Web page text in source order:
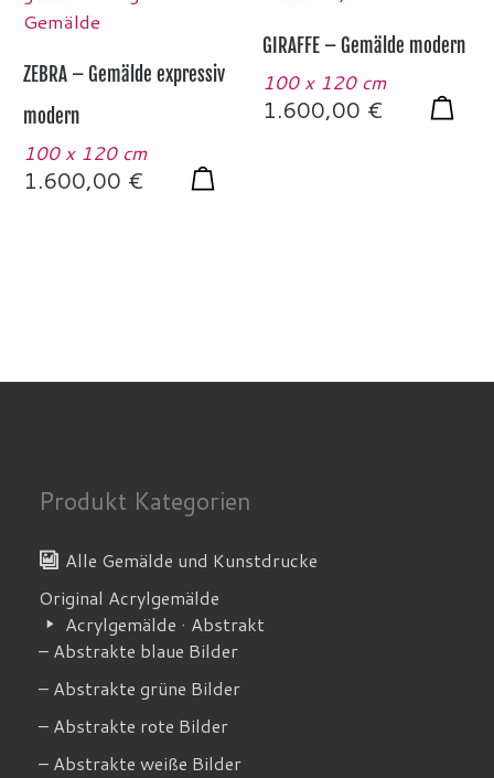
ZEBRA – Gemälde expressiv
modern
100 x 120 cm
1.600,00 €
GIRAFFE – Gemälde modern
100 x 120 cm
1.600,00 €
Produkt Kategorien
Alle Gemälde und Kunstdrucke
Original Acrylgemälde
Acrylgemälde · Abstrakt
– Abstrakte blaue Bilder
– Abstrakte grüne Bilder
– Abstrakte rote Bilder
– Abstrakte weiße Bilder